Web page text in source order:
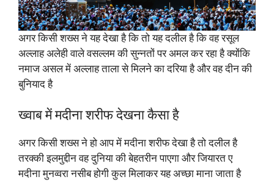
अगर किसी शख्स ने यह देखा है कि तो यह दलील है कि वह रसूल
अल्लाह अलेही वाले वसल्लम की सुन्नतों पर अमल कर रहा है क्योंकि
नमाज असल में अल्लाह ताला से मिलने का दरिया है और वह दीन की
बुनियाद है
ख्वाब में मदीना शरीफ देखना कैसा है
अगर किसी शख्स ने हो आप में मदीना शरीफ देखा है तो दलील है
तरक्की इलमुद्दीन वह दुनिया की बेहतरीन पाएगा और जियारत ए
मदीना मुनव्वरा नसीब होगी कुल मिलाकर यह अच्छा माना जाता है